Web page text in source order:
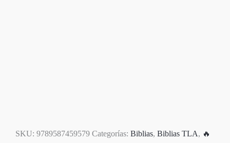
SKU: 9789587459579 Categorías: Biblias, Biblias TLA, 🔥